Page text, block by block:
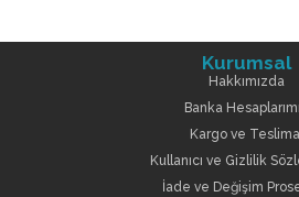
Kurumsal
Hakkımızda
Banka
Kargo ve
Kullanıcı ve Gizlilik
İade ve Değişim